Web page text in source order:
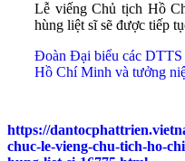
Lễ viếng Chủ tịch Hồ
hùng liệt sĩ sẽ được tiếp
Đoàn Đại biểu các
Hồ Chí Minh và tưởng
https://
chuc-le-vieng-chu-tich-ho-